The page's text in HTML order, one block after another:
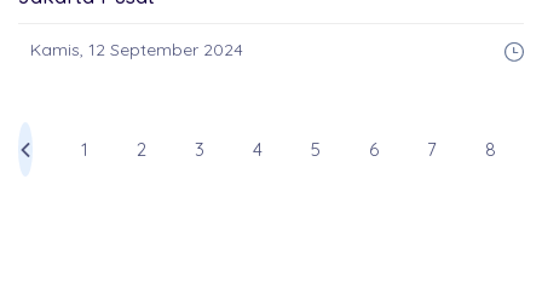
Kamis, 12 September 2024
1 2 3 4 5 6 7 8